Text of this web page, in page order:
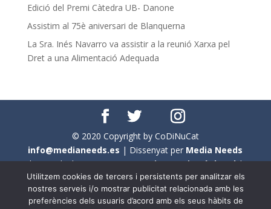
Edició del Premi Càtedra UB- Danone
Assistim al 75è aniversari de Blanquerna
La Sra. Inés Navarro va assistir a la reunió Xarxa pel
Dret a una Alimentació Adequada
© 2020 Copyright by CoDiNuCat
info@medianeeds.es | Dissenyat per Media Needs
| Tots els drets reservats aCoDiNuCat |Avís legal|
Avís per cookies
En aquest web s'ha tingut en compte l'ús no sexista del
Utilitzem cookies de tercers i persistents per analitzar els
nostres serveis i/o mostrar publicitat relacionada amb les
preferències dels usuaris d’acord amb els seus hàbits de